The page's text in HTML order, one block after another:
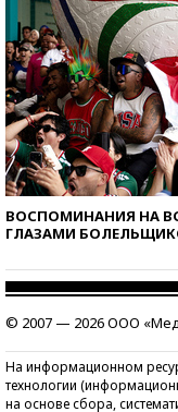
ВОСПОМИНАНИЯ НА
ГЛАЗАМИ
© 2007 — 2026 ООО
На информационном
технологии
на основе сбора,